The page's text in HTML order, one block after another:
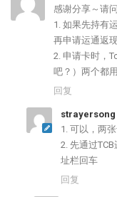
感谢分享～请问
1. 如果先持有
再申请运通返
2. 申请卡时，
吧？）两个都
回复
strayersong
1. 可以，两
2. 先通过
址栏回车
回复